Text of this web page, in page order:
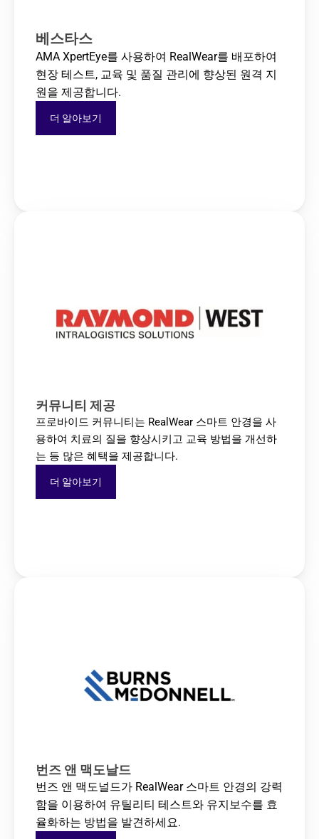
베스타스
AMA XpertEye를 사용하여 RealWear를 배포하여
현장 테스트, 교육 및 품질 관리에 향상된 원격 지
원을 제공합니다.
더 알아보기
커뮤니티 제공
프로바이드 커뮤니티는 RealWear 스마트 안경을 사
용하여 치료의 질을 향상시키고 교육 방법을 개선하
는 등 많은 혜택을 제공합니다.
더 알아보기
번즈 앤 맥도날드
번즈 앤 맥도널드가 RealWear 스마트 안경의 강력
함을 이용하여 유틸리티 테스트와 유지보수를 효
율화하는 방법을 발견하세요.